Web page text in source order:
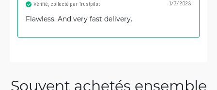
1/7/2023
Vérifié, collecté par Trustpilot
Flawless. And very fast delivery.
Souvent achetés ensemble